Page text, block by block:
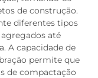
de construção.
diferentes tipos
até
A capacidade de
permite que
de compactação